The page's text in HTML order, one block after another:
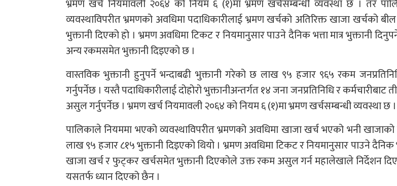
भ्रमण खर्च नियमावली २०६४ को नियम ६ (१)मा भ्रमण खर्चसम्बन्धी व्यवस्था छ । तर
व्यवस्थाविपरीत भ्रमणको अवधिमा पदाधिकारीलाई भ्रमण खर्चको अतिरिक्त खाजा खर्चको
भुक्तानी दिएको हो । भ्रमण अवधिमा टिकट र नियमानुसार पाउने दैनिक भत्ता मात्र भुक्तानी
अन्य रकमसमेत भुक्तानी दिइएको छ ।
वास्तविक भुक्तानी हुनुपर्ने भन्दाबढी भुक्तानी गरेको छ लाख ९५ हजार ९६५ रकम
गर्नुपर्नेछ । यस्तै पदाधिकारीलाई दोहोरो भुक्तानीअन्तर्गत १४ जना जनप्रतिनिधि र
असुल गर्नुपर्नेछ । भ्रमण खर्च नियमावली २०६४ को नियम ६ (१)मा भ्रमण खर्चसम्बन्धी व्यवस्था छ ।
पालिकाले नियममा भएको व्यवस्थाविपरीत भ्रमणको अवधिमा खाजा खर्च भएको भनी
लाख ९५ हजार ८१५ भुक्तानी दिइएको थियो । भ्रमण अवधिमा टिकट र नियमानुसार पाउने दैनिक
खाजा खर्च र फुट्कर खर्चसमेत भुक्तानी दिएकोले उक्त रकम असुल गर्न महालेखाले निर्देशन
यसतर्फ ध्यान दिएको छैन ।